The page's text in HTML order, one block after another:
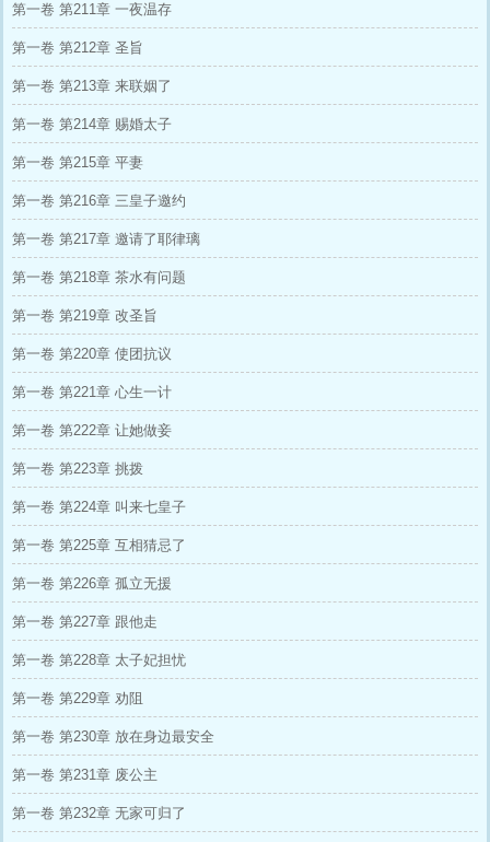
第一卷 第211章 一夜温存
第一卷 第212章 圣旨
第一卷 第213章 来联姻了
第一卷 第214章 赐婚太子
第一卷 第215章 平妻
第一卷 第216章 三皇子邀约
第一卷 第217章 邀请了耶律璃
第一卷 第218章 茶水有问题
第一卷 第219章 改圣旨
第一卷 第220章 使团抗议
第一卷 第221章 心生一计
第一卷 第222章 让她做妾
第一卷 第223章 挑拨
第一卷 第224章 叫来七皇子
第一卷 第225章 互相猜忌了
第一卷 第226章 孤立无援
第一卷 第227章 跟他走
第一卷 第228章 太子妃担忧
第一卷 第229章 劝阻
第一卷 第230章 放在身边最安全
第一卷 第231章 废公主
第一卷 第232章 无家可归了